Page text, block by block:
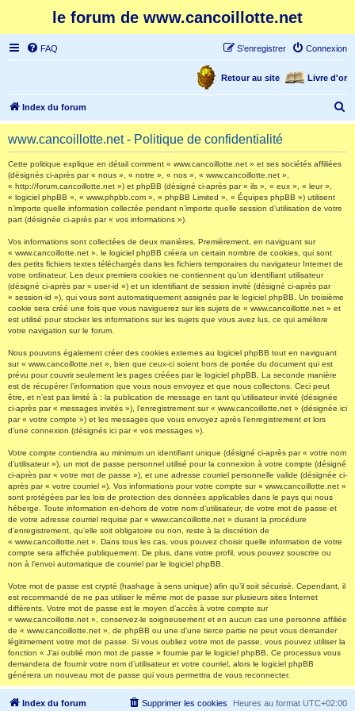
le forum de www.cancoillotte.net
FAQ Connexion
S’enregistrer
Livre d'or
Retour au site
Index du forum
e
www.cancoillotte.net - Politique de confidentialité
Cette politique explique en détail comment « www.cancoillotte.net » et ses sociétés affiliées
(désignés ci-après par « nous », « notre », « nos », « www.cancoillotte.net »,
« http://forum.cancoillotte.net ») et phpBB (désigné ci-après par « ils », « eux », « leur »,
« logiciel phpBB », « www.phpbb.com », « phpBB Limited », « Équipes phpBB ») utilisent
n’importe quelle information collectée pendant n’importe quelle session d’utilisation de votre
part (désignée ci-après par « vos informations »).
Vos informations sont collectées de deux manières. Premièrement, en naviguant sur
« www.cancoillotte.net », le logiciel phpBB créera un certain nombre de cookies, qui sont
des petits fichiers textes téléchargés dans les fichiers temporaires du navigateur Internet de
votre ordinateur. Les deux premiers cookies ne contiennent qu’un identifiant utilisateur
(désigné ci-après par « user-id ») et un identifiant de session invité (désigné ci-après par
« session-id »), qui vous sont automatiquement assignés par le logiciel phpBB. Un troisième
cookie sera créé une fois que vous naviguerez sur les sujets de « www.cancoillotte.net » et
est utilisé pour stocker les informations sur les sujets que vous avez lus, ce qui améliore
votre navigation sur le forum.
Nous pouvons également créer des cookies externes au logiciel phpBB tout en naviguant
sur « www.cancoillotte.net », bien que ceux-ci soient hors de portée du document qui est
prévu pour couvrir seulement les pages créées par le logiciel phpBB. La seconde manière
est de récupérer l’information que vous nous envoyez et que nous collectons. Ceci peut
être, et n’est pas limité à : la publication de message en tant qu’utilisateur invité (désignée
ci-après par « messages invités »), l’enregistrement sur « www.cancoillotte.net » (désignée ici
par « votre compte ») et les messages que vous envoyez après l’enregistrement et lors
d’une connexion (désignés ici par « vos messages »).
Votre compte contiendra au minimum un identifiant unique (désigné ci-après par « votre nom
d’utilisateur »), un mot de passe personnel utilisé pour la connexion à votre compte (désigné
ci-après par « votre mot de passe »), et une adresse courriel personnelle valide (désignée ci-
après par « votre courriel »). Vos informations pour votre compte sur « www.cancoillotte.net »
sont protégées par les lois de protection des données applicables dans le pays qui nous
héberge. Toute information en-dehors de votre nom d’utilisateur, de votre mot de passe et
de votre adresse courriel requise par « www.cancoillotte.net » durant la procédure
d’enregistrement, qu’elle soit obligatoire ou non, reste à la discrétion de
« www.cancoillotte.net ». Dans tous les cas, vous pouvez choisir quelle information de votre
compte sera affichée publiquement. De plus, dans votre profil, vous pouvez souscrire ou
non à l’envoi automatique de courriel par le logiciel phpBB.
Votre mot de passe est crypté (hashage à sens unique) afin qu’il soit sécurisé. Cependant, il
est recommandé de ne pas utiliser le même mot de passe sur plusieurs sites Internet
différents. Votre mot de passe est le moyen d’accès à votre compte sur
« www.cancoillotte.net », conservez-le soigneusement et en aucun cas une personne affiliée
de « www.cancoillotte.net », de phpBB ou une d’une tierce partie ne peut vous demander
légitimement votre mot de passe. Si vous oubliez votre mot de passe, vous pouvez utiliser la
fonction « J’ai oublié mon mot de passe » fournie par le logiciel phpBB. Ce processus vous
demandera de fournir votre nom d’utilisateur et votre courriel, alors le logiciel phpBB
générera un nouveau mot de passe qui vous permettra de vous reconnecter.
Index du forum Heures au format UTC+02:00
Supprimer les cookies